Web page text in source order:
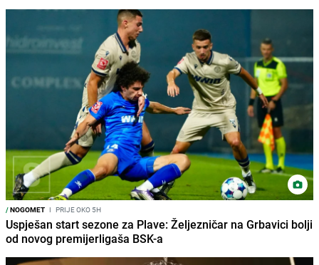
/NOGOMET I PRIJE OKO 5H
Uspješan start sezone za Plave: Željezničar na Grbavici bolji
od novog premijerligaša BSK-a